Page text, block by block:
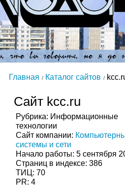
Главная Каталог сайтов
Сайт kcc.ru
Рубрика: Информационные
технологии
Сайт компании:
системы и сети
Начало работы: 5 сентября
Страниц в индексе: 386
ТИЦ: 70
PR: 4